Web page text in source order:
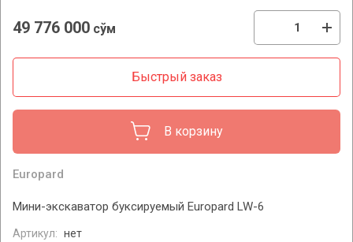
49 776 000 сўм
В корзину
Быстрый заказ
Europard
Мини-экскаватор буксируемый Europard LW-6
Артикул: нет